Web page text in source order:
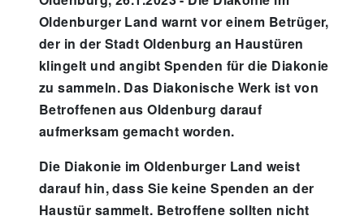
Oldenburger Land warnt vor einem Betrüger,
der in der Stadt Oldenburg an Haustüren
klingelt und angibt Spenden für die Diakonie
zu sammeln. Das Diakonische Werk ist von
Betroffenen aus Oldenburg darauf
aufmerksam gemacht worden.
Die Diakonie im Oldenburger Land weist
darauf hin, dass Sie keine Spenden an der
Haustür sammelt. Betroffene sollten nicht